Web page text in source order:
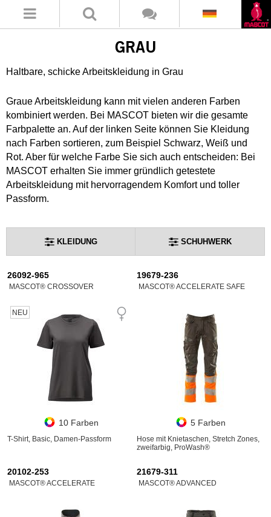
GRAU
Haltbare, schicke Arbeitskleidung in Grau
Graue Arbeitskleidung kann mit vielen anderen Farben
kombiniert werden. Bei MASCOT bieten wir die gesamte
Farbpalette an. Auf der linken Seite können Sie Kleidung
nach Farben sortieren, zum Beispiel Schwarz, Weiß und
Rot. Aber für welche Farbe Sie sich auch entscheiden: Bei
MASCOT erhalten Sie immer gründlich getestete
Arbeitskleidung mit hervorragendem Komfort und toller
Passform.
KLEIDUNG SCHUHWERK
26092-965
MASCOT® CROSSOVER
NEU
10 Farben
T-Shirt, Basic, Damen-Passform
19679-236
MASCOT® ACCELERATE SAFE
5 Farben
Hose mit Knietaschen, Stretch Zones,
zweifarbig, ProWash®
20102-253
MASCOT® ACCELERATE
21679-311
MASCOT® ADVANCED